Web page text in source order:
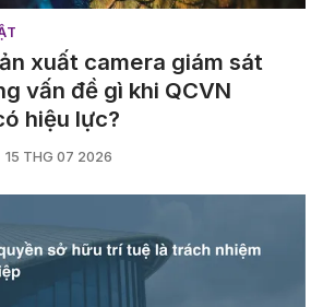
xuất camera giám sát
vấn đề gì khi QCVN
hiệu lực?
15 THG 07 2026